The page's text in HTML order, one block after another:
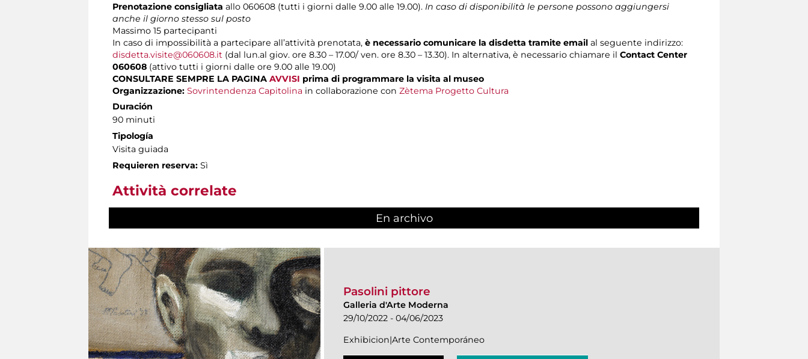
Prenotazione consigliata allo 060608 (tutti i giorni dalle 9.00 alle 19.00). In caso di disponibilità le persone possono aggiungersi
anche il giorno stesso sul posto
Massimo 15 partecipanti
In caso di impossibilità a partecipare all’attività prenotata, è necessario comunicare la disdetta tramite email al seguente indirizzo:
disdetta.visite@060608.it (dal lun.al giov. ore 8.30 – 17.00/ ven. ore 8.30 – 13.30). In alternativa, è necessario chiamare il Contact Center
060608 (attivo tutti i giorni dalle ore 9.00 alle 19.00)
CONSULTARE SEMPRE LA PAGINA AVVISI prima di programmare la visita al museo
Organizzazione: Sovrintendenza Capitolina in collaborazione con Zètema Progetto Cultura
Duración
90 minuti
Tipología
Visita guiada
Requieren reserva: Sì
Attività correlate
En archivo
Pasolini pittore
Galleria d'Arte Moderna
29/10/2022 - 04/06/2023
Exhibicion|Arte Contemporáneo